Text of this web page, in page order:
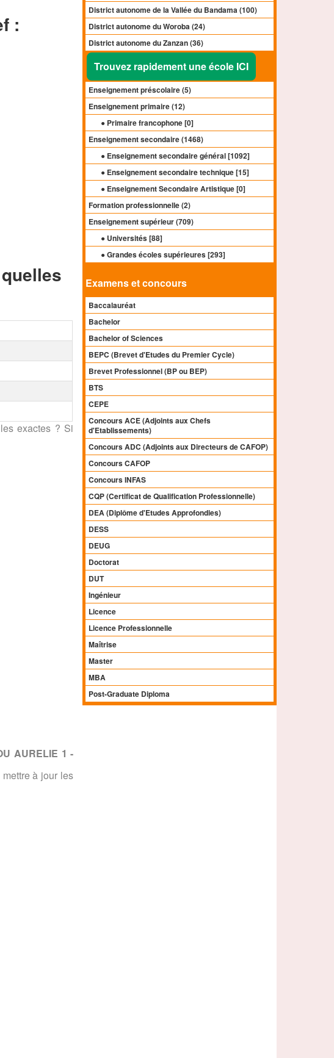
:
exactes ? Si
AURELIE 1 -
à jour les
District autonome de la Vallée du Bandama (100)
District autonome du Woroba (24)
District autonome du Zanzan (36)
Trouvez rapidement une école ICI
Enseignement préscolaire (5)
Enseignement primaire (12)
● Primaire francophone [0]
Enseignement secondaire (1468)
● Enseignement secondaire général [1092]
● Enseignement secondaire technique [15]
● Enseignement Secondaire Artistique [0]
Formation professionnelle (2)
Enseignement supérieur (709)
● Universités [88]
● Grandes écoles supérieures [293]
Examens et concours
Baccalauréat
Bachelor
Bachelor of Sciences
BEPC (Brevet d'Etudes du Premier Cycle)
Brevet Professionnel (BP ou BEP)
BTS
CEPE
Concours ACE (Adjoints aux Chefs
d'Etablissements)
Concours ADC (Adjoints aux Directeurs de CAFOP)
Concours CAFOP
Concours INFAS
CQP (Certificat de Qualification Professionnelle)
DEA (Diplôme d'Etudes Approfondies)
DESS
DEUG
Doctorat
DUT
Ingénieur
Licence
Licence Professionnelle
Maîtrise
Master
MBA
Post-Graduate Diploma